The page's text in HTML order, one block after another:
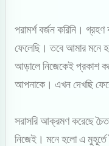
পরামর্শ বর্জন করিনি।
ফেলেছি। তবে আমার মনে
আড়ালে নিজেকেই প্রকাশ
আপনাকে। এখন দেখছি
সরাসরি আক্রমণ করেছে
নিজেই। মনে হলো এ মুহূর্তে